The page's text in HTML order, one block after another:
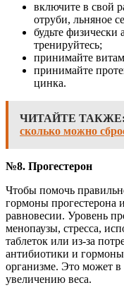
включите в свой
отруби, льняное
будьте физически
тренируйтесь;
принимайте
принимайте
цинка.
ЧИТАЙТЕ ТАКЖЕ:
сколько можно
№8. Прогестерон
Чтобы помочь
гормоны прогестерона
равновесии. Уровень
менопаузы, стресса,
таблеток или из-за
антибиотики и
организме. Это может
увеличению веса.